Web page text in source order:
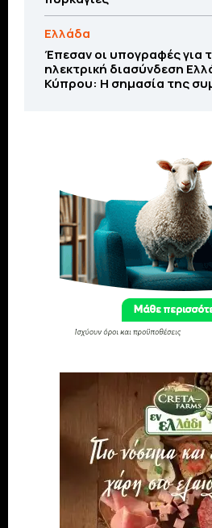
Ελλάδα
Έπεσαν οι υπογραφές για
ηλεκτρική διασύνδεση
Κύπρου: H σημασία της